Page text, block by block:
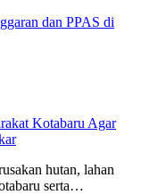
dan PPAS di
Kotabaru Agar
hutan, lahan
serta…